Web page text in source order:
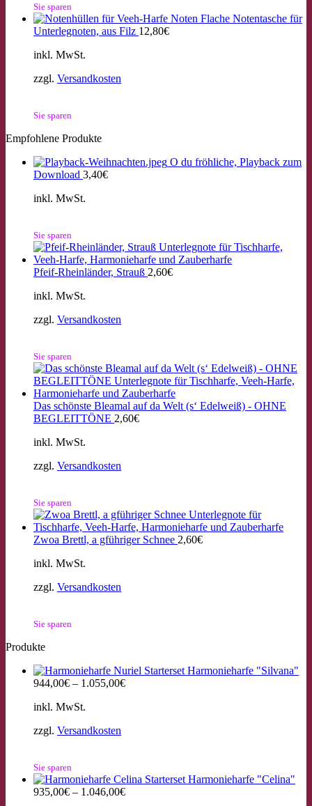
Sie sparen
Flache Notentasche für
Unterlegnoten, aus Filz 12,80€
inkl. MwSt.
zzgl. Versandkosten
Sie sparen
Empfohlene Produkte
O du fröhliche, Playback zum
Download 3,40€
inkl. MwSt.
Sie sparen
Pfeif-Rheinländer, Strauß 2,60€
inkl. MwSt.
zzgl. Versandkosten
Sie sparen
Das schönste Bleamal auf da Welt (s‘ Edelweiß) - OHNE
BEGLEITTÖNE 2,60€
inkl. MwSt.
zzgl. Versandkosten
Sie sparen
Zwoa Brettl, a gführiger Schnee 2,60€
inkl. MwSt.
zzgl. Versandkosten
Sie sparen
Produkte
Starterset Harmonieharfe "Silvana"
944,00€ – 1.055,00€
inkl. MwSt.
zzgl. Versandkosten
Sie sparen
Starterset Harmonieharfe "Celina"
935,00€ – 1.046,00€